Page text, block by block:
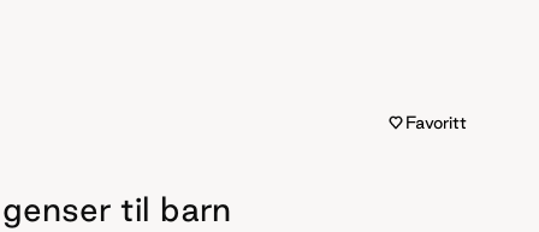
Favoritt
til barn